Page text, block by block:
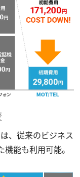
、従来のビジネス
能も利用可能。